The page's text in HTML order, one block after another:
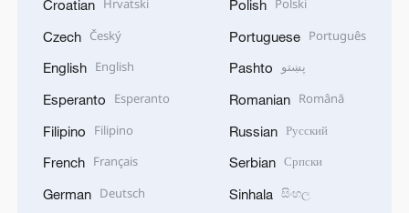
Croatian
Czech Český
English English
Esperanto Esperanto
Filipino Filipino
French Français
German Deutsch
Polish
Portuguese Português
Pashto پښتو
Romanian Română
Russian Русский
Serbian Српски
Sinhala සිංහල